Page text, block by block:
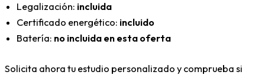
Legalización: incluida
Certificado energético: incluido
Batería: no incluida en esta oferta
Solicita ahora tu estudio personalizado y comprueba si